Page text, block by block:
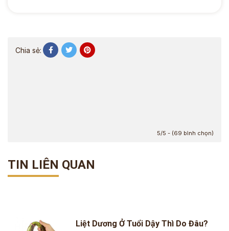
Chia sẻ:
5/5 - (69 bình chọn)
TIN LIÊN QUAN
Liệt Dương Ở Tuổi Dậy Thì Do Đâu?